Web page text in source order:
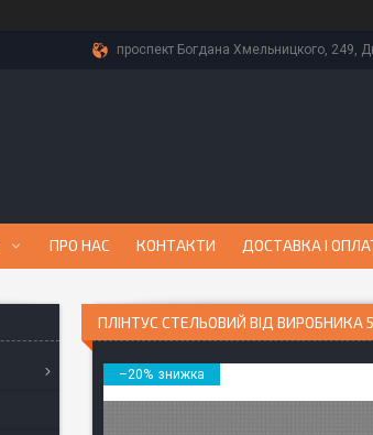
проспект Богдана Хмельницкого, 249,
ПРО НАС КОНТАКТИ ДОСТАВКА І
ПЛІНТУС СТЕЛЬОВИЙ ВІД ВИРОБНИКА
–20%